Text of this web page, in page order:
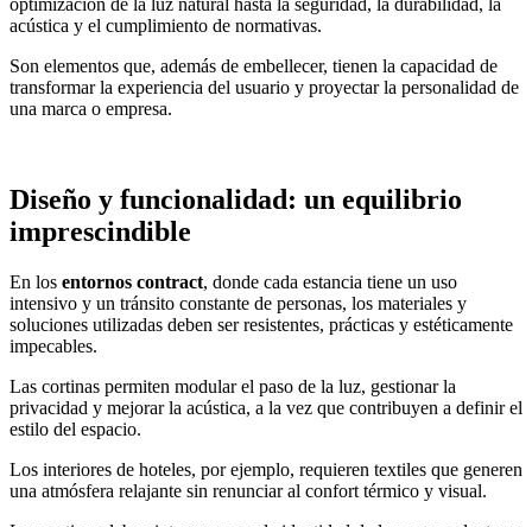
optimización de la luz natural hasta la seguridad, la durabilidad, la
acústica y el cumplimiento de normativas.
Son elementos que, además de embellecer, tienen la capacidad de
transformar la experiencia del usuario y proyectar la personalidad de
una marca o empresa.
Diseño y funcionalidad: un equilibrio
imprescindible
En los entornos contract, donde cada estancia tiene un uso
intensivo y un tránsito constante de personas, los materiales y
soluciones utilizadas deben ser resistentes, prácticas y estéticamente
impecables.
Las cortinas permiten modular el paso de la luz, gestionar la
privacidad y mejorar la acústica, a la vez que contribuyen a definir el
estilo del espacio.
Los interiores de hoteles, por ejemplo, requieren textiles que generen
una atmósfera relajante sin renunciar al confort térmico y visual.